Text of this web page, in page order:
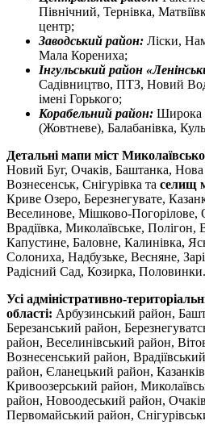
Північний, Тернівка,
центр;
Заводський район: Ліски,
Мала Корениха;
Інгульський район
Садівництво, ПТЗ, Новий
імені Горького;
Корабельний район: Широка
(Жовтневе), Балабанівка,
Детальні мапи міст
Новий Буг, Очаків, Баштанка,
Вознесенськ, Снігурівка та селищ
Криве Озеро, Березнегувате,
Веселинове, Мішково-Погорілове,
Врадіївка, Миколаївське, Полігон,
Капустине, Баловне, Калинівка,
Солониха, Надбузьке, Весняне,
Радісний Сад, Козирка, Половинки.
Усі адміністративно-
області: Арбузинський район,
Березанський район,
район, Веселинівський район,
Вознесенський район,
район, Єланецький район,
Кривоозерський район,
район, Новоодеський район,
Первомайський район,